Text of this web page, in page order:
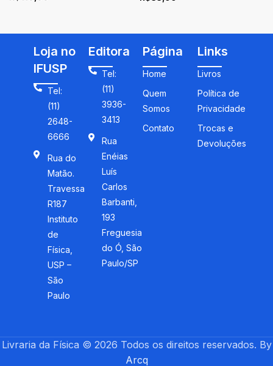
Loja no
IFUSP
Tel:
(11)
2648-
6666
Rua do
Matão.
Travessa
R187
Instituto
de
Física,
USP –
São
Paulo
Editora
Tel:
(11)
3936-
3413
Rua
Enéias
Luís
Carlos
Barbanti,
193
Freguesia
do Ó, São
Paulo/SP
Página
Home
Quem
Somos
Contato
Links
Livros
Política de
Privacidade
Trocas e
Devoluções
Livraria da Física © 2026 Todos os direitos reservados. By
Arcq